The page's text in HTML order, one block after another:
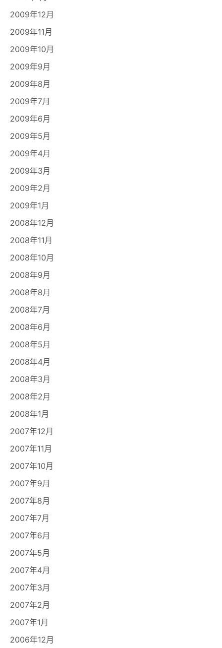
2009年12月
2009年11月
2009年10月
2009年9月
2009年8月
2009年7月
2009年6月
2009年5月
2009年4月
2009年3月
2009年2月
2009年1月
2008年12月
2008年11月
2008年10月
2008年9月
2008年8月
2008年7月
2008年6月
2008年5月
2008年4月
2008年3月
2008年2月
2008年1月
2007年12月
2007年11月
2007年10月
2007年9月
2007年8月
2007年7月
2007年6月
2007年5月
2007年4月
2007年3月
2007年2月
2007年1月
2006年12月